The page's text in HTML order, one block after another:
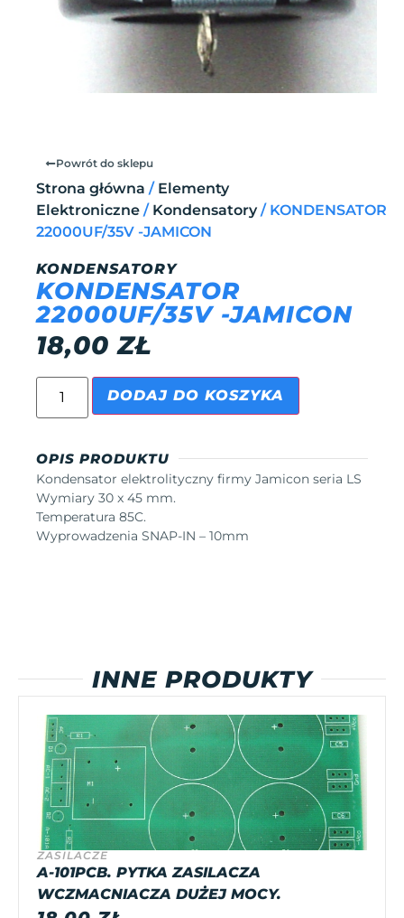
Powrót do sklepu
Strona główna / Elementy
Elektroniczne / Kondensatory/ KONDENSATOR
22000UF/35V -JAMICON
KONDENSATORY
KONDENSATOR
22000UF/35V -JAMICON
18,00ZŁ
DODAJ DO KOSZYKA
OPIS PRODUKTU
Kondensator elektrolityczny firmy Jamicon seria LS
Wymiary 30 x 45 mm.
Temperatura 85C.
Wyprowadzenia SNAP-IN – 10mm
INNE PRODUKTY
ZASILACZE
A-101PCB. PYTKA ZASILACZA
WCZMACNIACZA DUŻEJ MOCY.